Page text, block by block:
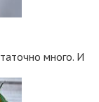
много. И